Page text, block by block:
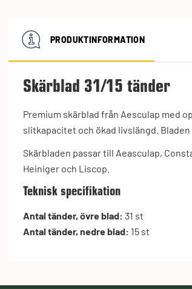
PRODUKTINFORMATION
Skärblad 31/15 tänder
Premium skärblad från Aesculap med
slitkapacitet och ökad livslängd.
Skärbladen passar till Aeasculap,
Heiniger och Liscop.
Teknisk specifikation
Antal tänder, övre blad: 31 st
Antal tänder, nedre blad: 15 st